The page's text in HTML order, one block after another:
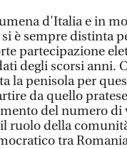
d'Italia e in
è sempre distinta
partecipazione
degli scorsi anni.
la penisola per
da quello
del numero di
ruolo della
tra